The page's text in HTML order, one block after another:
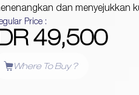
dan menyejukkan
Price :
49,500
Where To Buy ?